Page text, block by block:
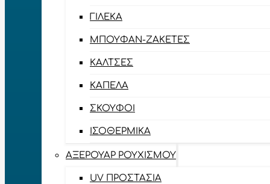
ΓΙΛΈΚΑ
ΜΠΟΥΦΆΝ-ΖΑΚΈΤΕΣ
ΚΆΛΤΣΕΣ
ΚΑΠΈΛΑ
ΣΚΟΎΦΟΙ
ΙΣΟΘΕΡΜΙΚΆ
ΑΞΕΡΟΥΆΡ ΡΟΥΧΙΣΜΟΎ
UV ΠΡΟΣΤΑΣΊΑ